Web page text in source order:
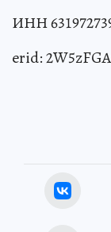
ИНН
erid: